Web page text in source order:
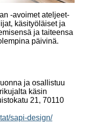
-avoimet ateljeet-
käsityöläiset ja
ja taiteensa
päivinä.
ja osallistuu
käsin
21, 70110
sapi-design/